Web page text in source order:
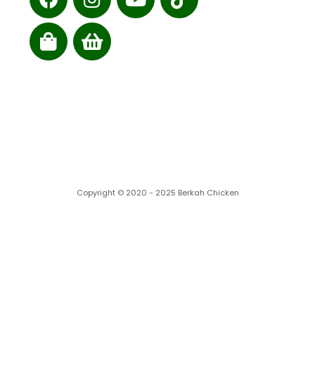
Copyright © 2020 - 2025 Berkah Chicken